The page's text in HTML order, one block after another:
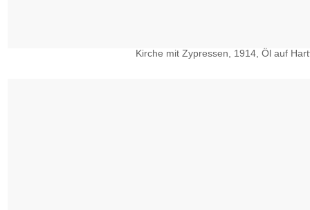
Kirche mit Zypressen, 1914, Öl auf